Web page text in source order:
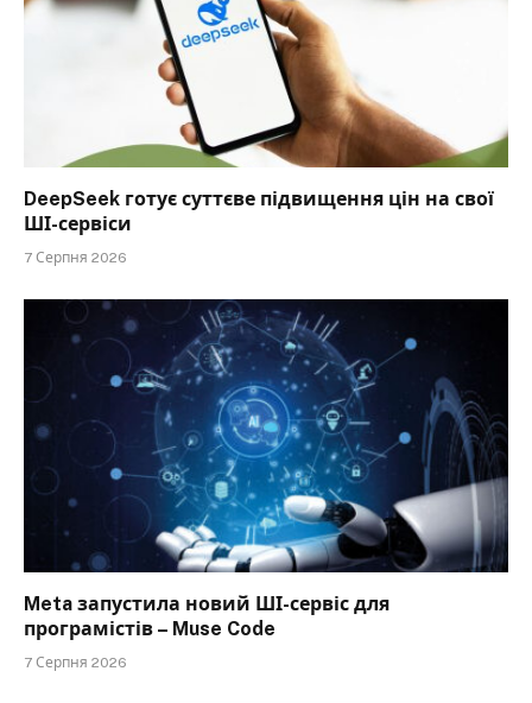
DeepSeek готує суттєве підвищення цін на свої
ШІ-сервіси
7 Серпня 2026
Meta запустила новий ШІ-сервіс для
програмістів – Muse Code
7 Серпня 2026